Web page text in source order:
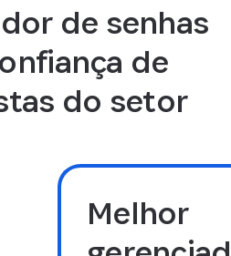
de senhas
de
do setor
Melhor